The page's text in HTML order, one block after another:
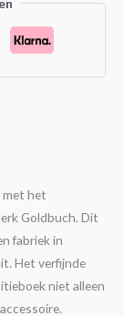
met het
Goldbuch. Dit
fabriek in
Het verfijnde
niet alleen